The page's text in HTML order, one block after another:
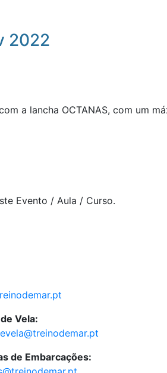
2022
a lancha OCTANAS, com um
Evento / Aula / Curso.
Vela:
de Embarcações: